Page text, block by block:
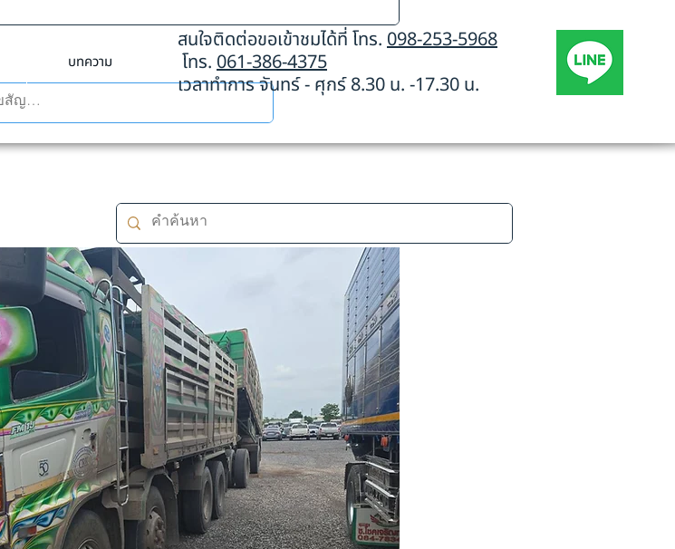
บทความ
สนใจติดต่อขอเข้าชมได้ที่ โทร. 098-253-5968
โทร. 061-386-4375
เวลาทำการ จันทร์ - ศุกร์ 8.30 น. -17.30 น.